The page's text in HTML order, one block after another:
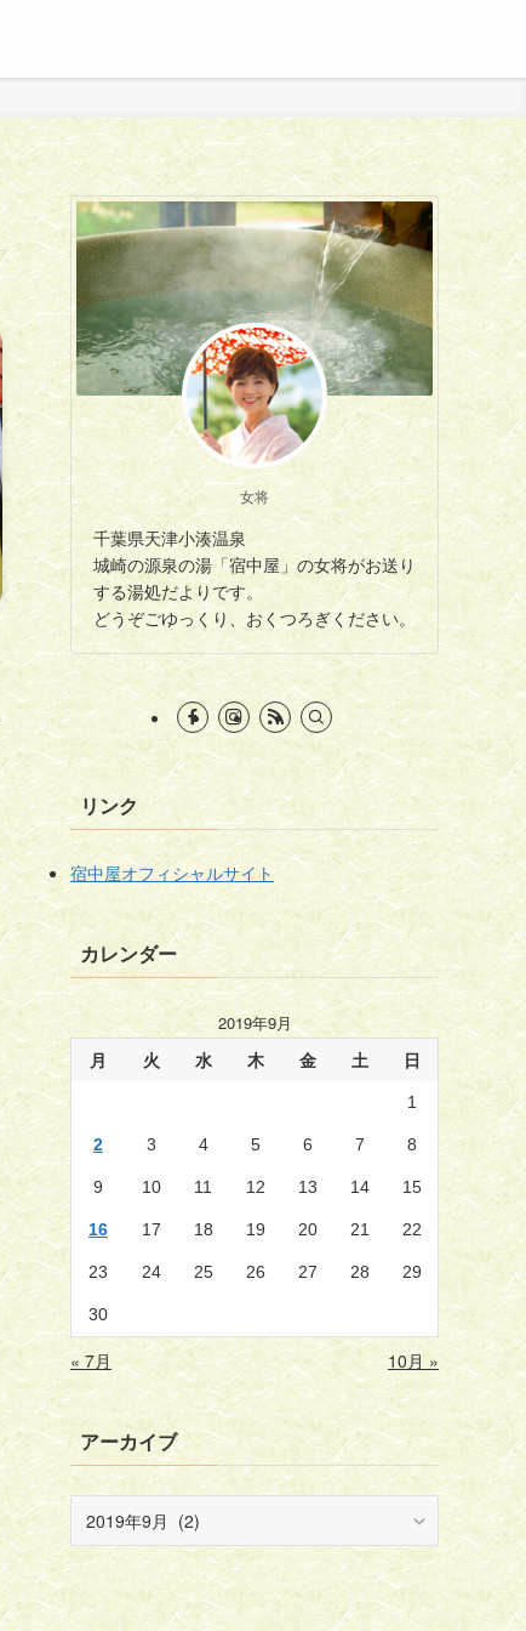
女将
千葉県天津小湊温泉
城崎の源泉の湯「宿中屋」の女将がお送り
する湯処だよりです。
どうぞごゆっくり、おくつろぎください。
リンク
宿中屋オフィシャルサイト
カレンダー
2019年9月
月 火 水 木 金 土 日
1
2 3 4 5 6 7 8
9 10 11 12 13 14 15
16 17 18 19 20 21 22
23 24 25 26 27 28 29
30
« 7月 10月 »
アーカイブ
ア
カ
イ
ブ